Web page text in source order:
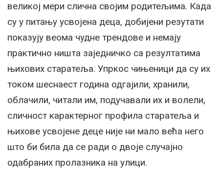
великој мери слична својим родитељима. Када
су у питању усвојена деца, добијени резутати
показују веома чудне трендове и немају
практично ништа заједничко са резултатима
њихових старатеља. Упркос чињеници да су их
током шеснаест година одгајили, хранили,
облачили, читали им, подучавали их и волели,
сличност карактерног профила старатеља и
њихове усвојене деце није ни мало већа него
што би била да се ради о двоје случајно
одабраних пролазника на улици.